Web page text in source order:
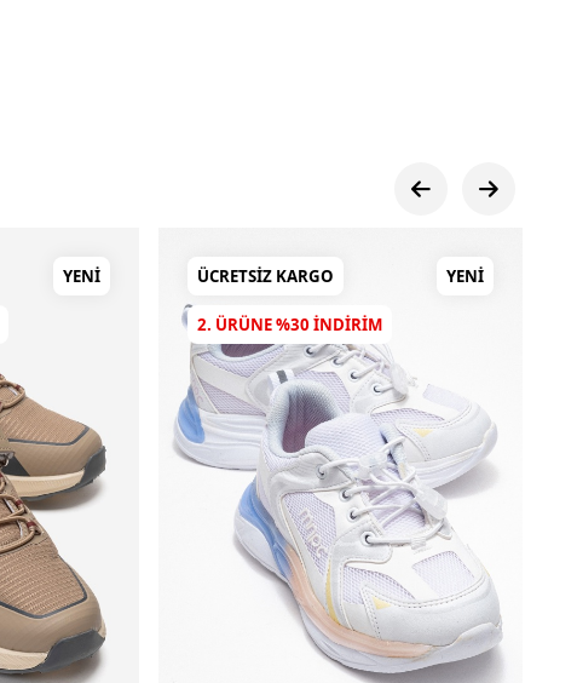
YENI ÜCRETSIZ KARGO YENI
2. ÜRÜNE %30 INDIRIM